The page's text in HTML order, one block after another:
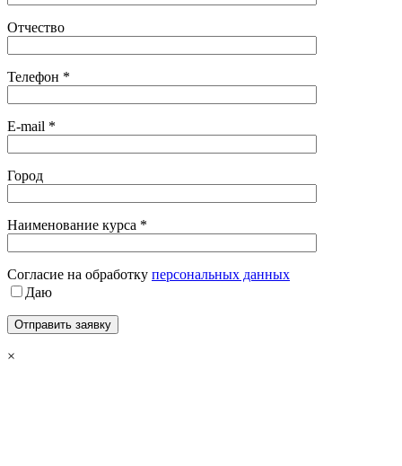
Отчество
Телефон *
E-mail *
Город
Наименование курса *
Cогласие на обработку персональных данных
Даю
×